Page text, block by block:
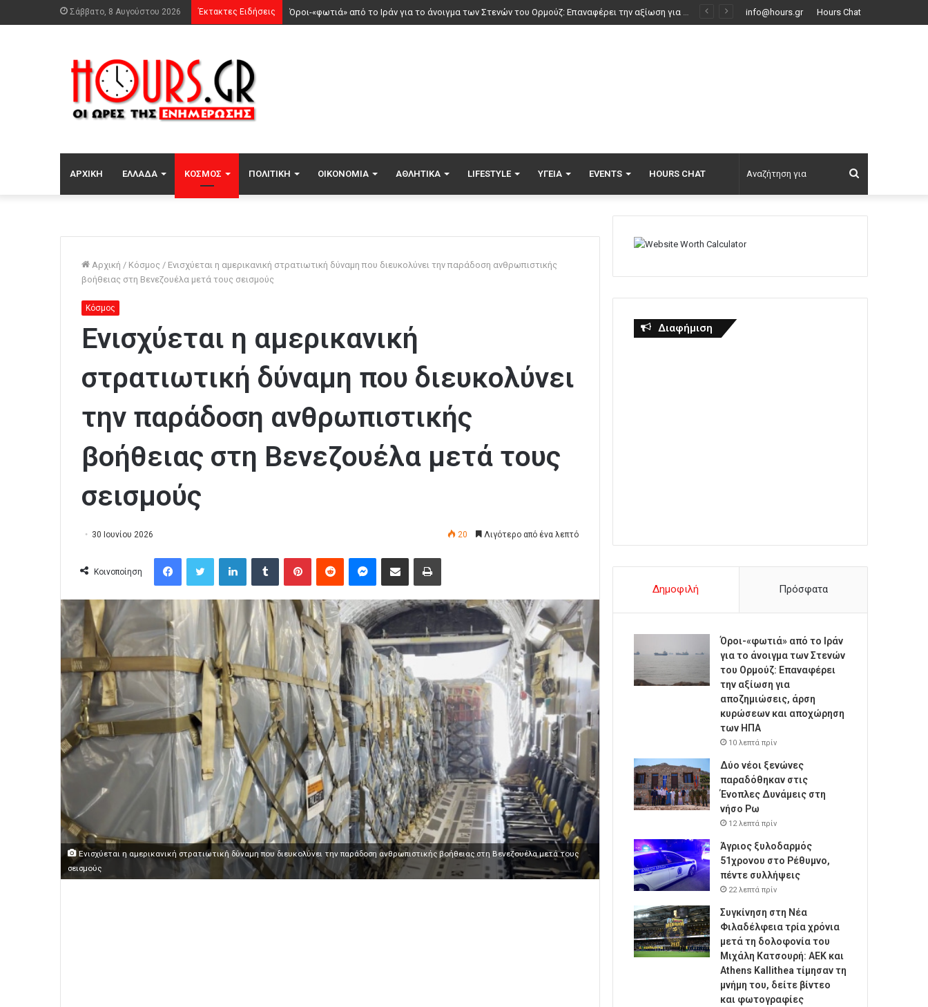
Σάββατο, 8 Αυγούστου 2026 Έκτακτες Ειδήσεις Δύο νέοι ξενώνες παραδόθηκαν στις Ένοπλες Δυνάμεις στη νήσο Ρω info@hours.gr Hours Chat
ΑΡΧΙΚΉ ΕΛΛΆΔΑ ΚΌΣΜΟΣ ΠΟΛΙΤΙΚΉ ΟΙΚΟΝΟΜΊΑ ΑΘΛΗΤΙΚΆ LIFESTYLE ΥΓΕΊΑ EVENTS HOURS CHAT
για
Αρχική / Κόσμος / Ενισχύεται η αμερικανική στρατιωτική δύναμη που διευκολύνει την παράδοση ανθρωπιστικής
βοήθειας στη Βενεζουέλα μετά τους σεισμούς
Κόσμος
Ενισχύεται η αμερικανική
στρατιωτική δύναμη που διευκολύνει
την παράδοση ανθρωπιστικής
βοήθειας στη Βενεζουέλα μετά τους
σεισμούς
30 Ιουνίου 2026 20 Λιγότερο από ένα λεπτό
Κοινοποίηση
Ενισχύεται η αμερικανική στρατιωτική δύναμη που διευκολύνει την παράδοση ανθρωπιστικής βοήθειας στη Βενεζουέλα μετά τους
σεισμούς
Διαφήμιση
Δημοφιλή Πρόσφατα
Όροι-«φωτιά» από το Ιράν
για το άνοιγμα των Στενών
του Ορμούζ: Επαναφέρει
την αξίωση για
αποζημιώσεις, άρση
κυρώσεων και αποχώρηση
των ΗΠΑ
10 λεπτά πρίν
Δύο νέοι ξενώνες
παραδόθηκαν στις
Ένοπλες Δυνάμεις στη
νήσο Ρω
12 λεπτά πρίν
Άγριος ξυλοδαρμός
51χρονου στο Ρέθυμνο,
πέντε συλλήψεις
22 λεπτά πρίν
Συγκίνηση στη Νέα
Φιλαδέλφεια τρία χρόνια
μετά τη δολοφονία του
Μιχάλη Κατσουρή: ΑΕΚ και
Athens Kallithea τίμησαν τη
μνήμη του, δείτε βίντεο
και φωτογραφίες